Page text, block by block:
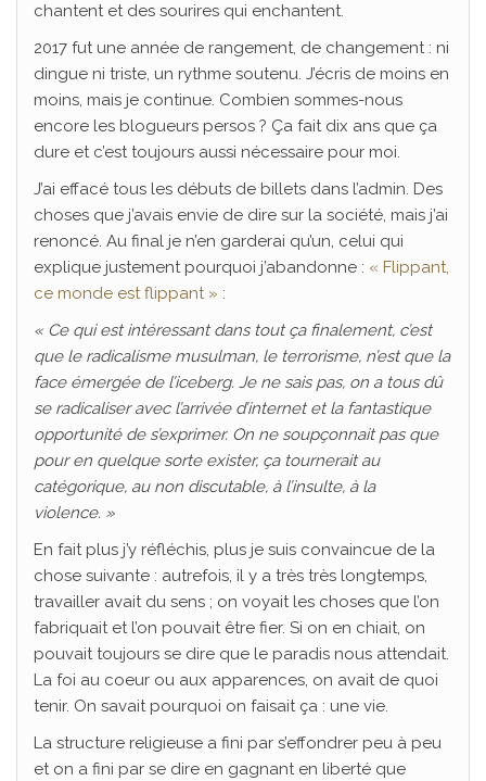
chantent et des sourires qui enchantent.
2017 fut une année de rangement, de changement : ni
dingue ni triste, un rythme soutenu. J’écris de moins en
moins, mais je continue. Combien sommes-nous
encore les blogueurs persos ? Ça fait dix ans que ça
dure et c’est toujours aussi nécessaire pour moi.
J’ai effacé tous les débuts de billets dans l’admin. Des
choses que j’avais envie de dire sur la société, mais j’ai
renoncé. Au final je n’en garderai qu’un, celui qui
explique justement pourquoi j’abandonne : « Flippant,
ce monde est flippant » :
« Ce qui est intéressant dans tout ça finalement, c’est
que le radicalisme musulman, le terrorisme, n’est que la
face émergée de l’iceberg. Je ne sais pas, on a tous dû
se radicaliser avec l’arrivée d’internet et la fantastique
opportunité de s’exprimer. On ne soupçonnait pas que
pour en quelque sorte exister, ça tournerait au
catégorique, au non discutable, à l’insulte, à la
violence. »
En fait plus j’y réfléchis, plus je suis convaincue de la
chose suivante : autrefois, il y a très très longtemps,
travailler avait du sens ; on voyait les choses que l’on
fabriquait et l’on pouvait être fier. Si on en chiait, on
pouvait toujours se dire que le paradis nous attendait.
La foi au coeur ou aux apparences, on avait de quoi
tenir. On savait pourquoi on faisait ça : une vie.
La structure religieuse a fini par s’effondrer peu à peu
et on a fini par se dire en gagnant en liberté que